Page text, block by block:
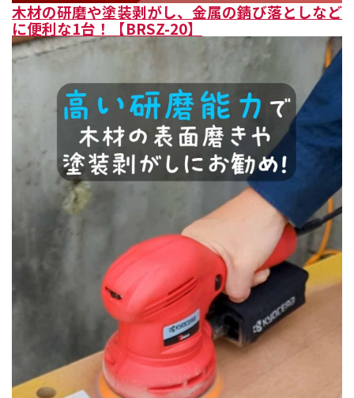
木材の研磨や塗装剥がし、金属の錆び落としなど
に便利な1台！【BRSZ-20】